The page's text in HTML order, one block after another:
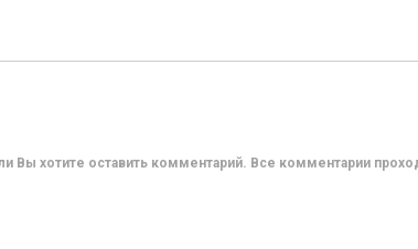
Вы хотите оставить комментарий. Все комментарии